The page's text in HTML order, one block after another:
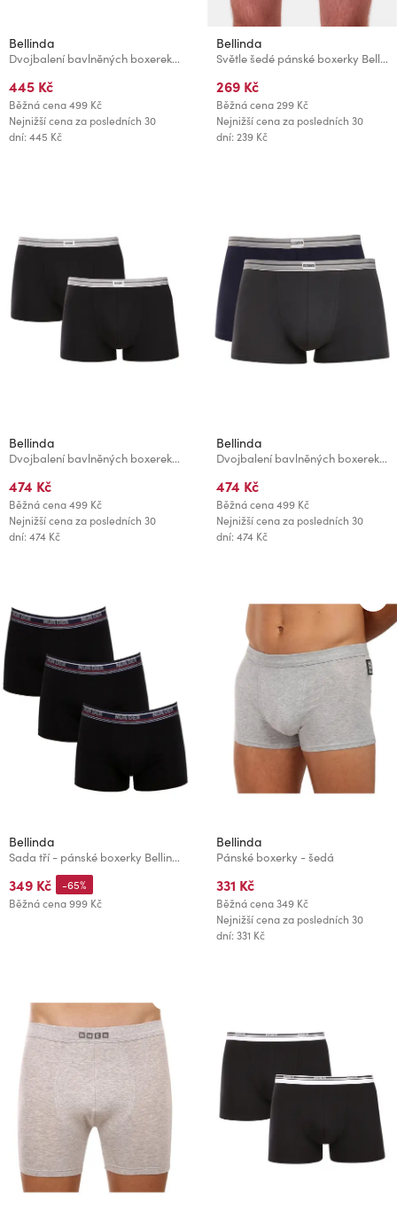
Bellinda
Dvojbalení bavlněných boxerek - 2x černá - šedá
445 Kč
Běžná cena499 Kč
Nejnižší cena za posledních 30
dní: 445 Kč
Bellinda
Světle šedé pánské boxerky Bellinda
269 Kč
Běžná cena299 Kč
Nejnižší cena za posledních 30
dní: 239 Kč
Bellinda
Dvojbalení bavlněných boxerek - černá
474 Kč
Běžná cena499 Kč
Nejnižší cena za posledních 30
dní: 474 Kč
Bellinda
Dvojbalení bavlněných boxerek - šedá - modrá
474 Kč
Běžná cena499 Kč
Nejnižší cena za posledních 30
dní: 474 Kč
Bellinda
Sada tří - pánské boxerky Bellinda černé
349 Kč
Běžná cena999 Kč
-65%
Bellinda
Pánské boxerky - šedá
331 Kč
Běžná cena349 Kč
Nejnižší cena za posledních 30
dní: 331 Kč